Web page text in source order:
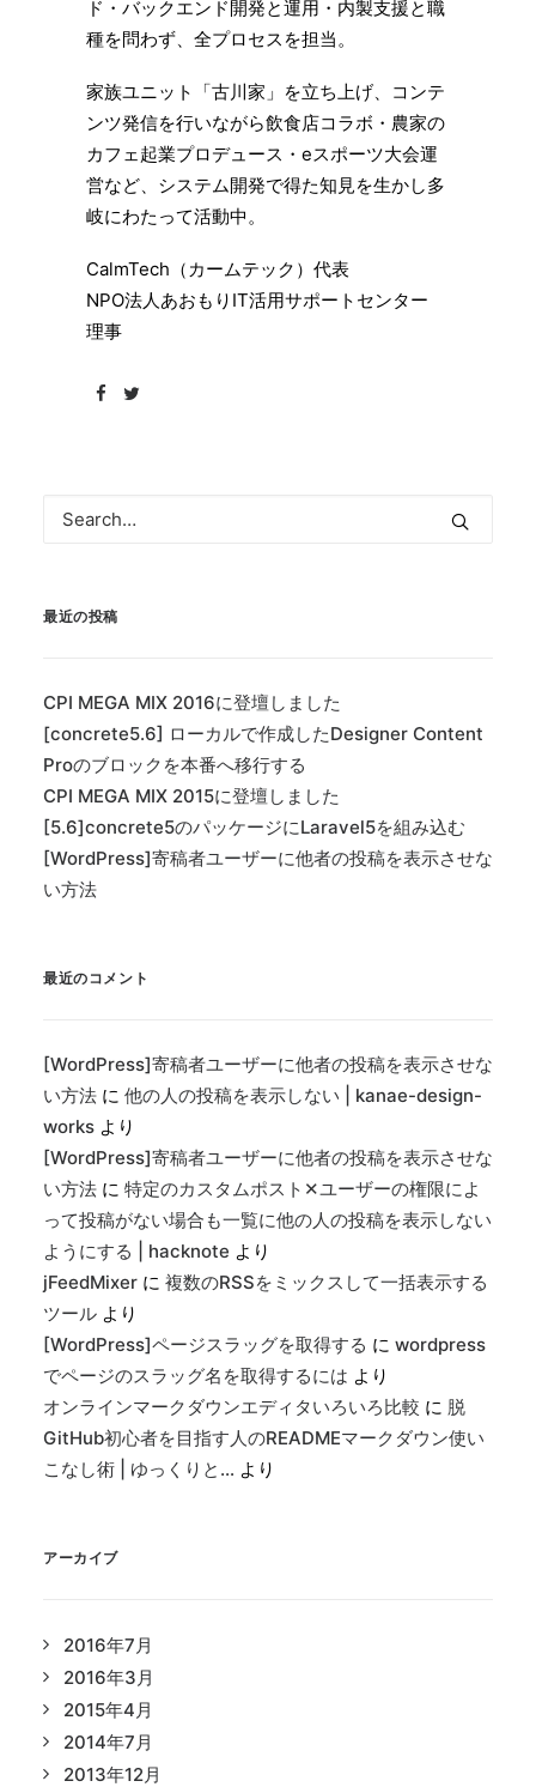
ド・バックエンド開発と運用・内製支援と職
種を問わず、全プロセスを担当。
家族ユニット「古川家」を⽴ち上げ、コンテ
ンツ発信を行いながら飲食店コラボ・農家の
カフェ起業プロデュース・eスポーツ大会運
営など、システム開発で得た知見を生かし多
岐にわたって活動中。
CalmTech（カームテック）代表
NPO法人あおもりIT活用サポートセンター
理事
最近の投稿
CPI MEGA MIX 2016に登壇しました
[concrete5.6] ローカルで作成したDesigner Content
Proのブロックを本番へ移行する
CPI MEGA MIX 2015に登壇しました
[5.6]concrete5のパッケージにLaravel5を組み込む
[WordPress]寄稿者ユーザーに他者の投稿を表示させな
い方法
最近のコメント
[WordPress]寄稿者ユーザーに他者の投稿を表示させな
い方法 に 他の人の投稿を表示しない | kanae-design-
works より
[WordPress]寄稿者ユーザーに他者の投稿を表示させな
い方法 に 特定のカスタムポスト✕ユーザーの権限によ
って投稿がない場合も一覧に他の人の投稿を表示しない
ようにする | hacknote より
jFeedMixer に 複数のRSSをミックスして一括表示する
ツール より
[WordPress]ページスラッグを取得する に wordpress
でページのスラッグ名を取得するには より
オンラインマークダウンエディタいろいろ比較 に 脱
GitHub初心者を目指す人のREADMEマークダウン使い
こなし術 | ゆっくりと… より
アーカイブ
2016年7月
2016年3月
2015年4月
2014年7月
2013年12月